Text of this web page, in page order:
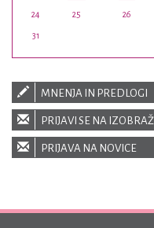
24 25 26
31
MNENJA IN PREDLOGI
PRIJAVI SE NA
PRIJAVA NA NOVICE